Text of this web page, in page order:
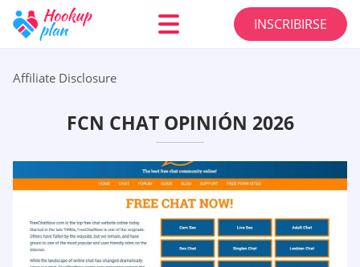
INSCRIBIRSE
Affiliate Disclosure
FCN CHAT OPINIÓN 2026